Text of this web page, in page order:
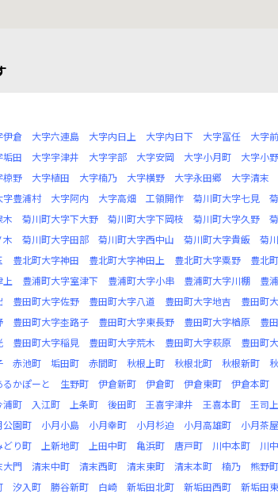
伊倉 大字六連島 大字内日上 大字内日下 大字冨任 大字
垢田 大字宇津井 大字宇部 大字安岡 大字小月町 大字小野
椋野 大字植田 大字楠乃 大字横野 大字永田郷 大字清末
字豊浦村 大字阿内 大字高畑 工領開作 菊川町大字七見
木
菊川町大字下大野 菊川町大字下岡枝 菊川町大字久野
木
菊川町大字田部 菊川町大字西中山 菊川町大字貴飯 菊
豊北町大字神田 豊北町大字神田上 豊北町大字粟野 豊北
上
豊浦町大字室津下 豊浦町大字小串 豊浦町大字川棚 豊
豊田町大字佐野 豊田町大字八道 豊田町大字地吉 豊田町
豊田町大字杢路子 豊田町大字東長野 豊田町大字楢原 豊
豊田町大字稲見 豊田町大字荒木 豊田町大字萩原 豊田町
赤池町 垢田町 赤間町 秋根上町 秋根北町 秋根新町
るかぽーと 生野町 伊倉新町 伊倉町 伊倉東町 伊倉本町
浦町 入江町 上条町 後田町 王喜宇津井 王喜本町 王司
公園町 小月小島 小月幸町 小月杉迫 小月高雄町 小月茶屋
どり町 上新地町 上田中町 亀浜町 唐戸町 川中本町 川
大門 清末中町 清末西町 清末東町 清末本町 楠乃 熊野町
汐入町 勝谷新町 白崎 新垢田北町 新垢田西町 新垢田